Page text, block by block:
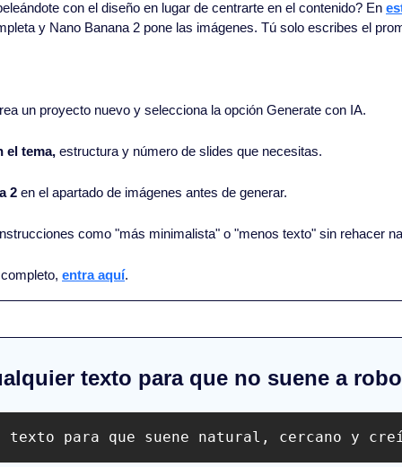
con el diseño en lugar de centrarte en el contenido? En
y Nano Banana 2 pone las imágenes. Tú solo escribes el
un proyecto nuevo y selecciona la opción Generate con IA.
el tema, estructura y número de slides que necesitas.
2 en el apartado de imágenes antes de generar.
como "más minimalista" o "menos texto" sin rehacer
entra aquí.
texto para que no suene a
texto para que suene natural, cercano y